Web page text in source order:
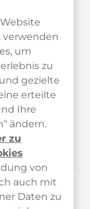
verwenden
um
zu
gezielte
erteilte
Ihre
ändern.
zu
von
auch mit
Daten zu